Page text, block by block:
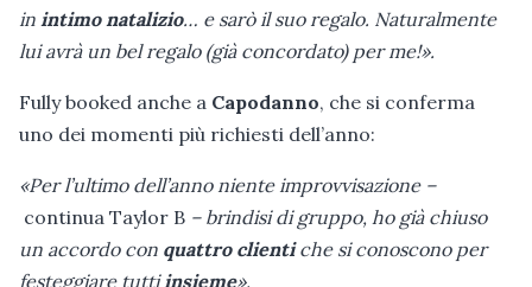
in intimo natalizio… e sarò il suo regalo. Naturalmente
lui avrà un bel regalo (già concordato) per me!».
Fully booked anche a Capodanno, che si conferma
uno dei momenti più richiesti dell’anno:
«Per l’ultimo dell’anno niente improvvisazione –
continua Taylor B – brindisi di gruppo, ho già chiuso
un accordo con quattro clientiche si conoscono per
festeggiare tuttiinsieme».